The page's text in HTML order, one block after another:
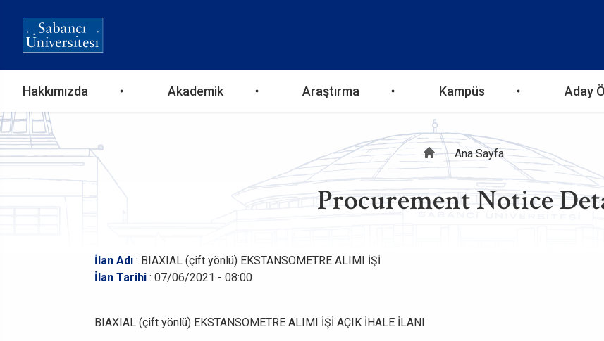
Ana
gezinti
menüsü
Hakkımızda Akademik Araştırma Kampüs Aday
Sayfa
yolu
Ana Sayfa
Procurement Notice
İlan Adı : BIAXIAL (çift yönlü) EKSTANSOMETRE ALIMI İŞİ
İlan Tarihi : 07/06/2021 - 08:00
BIAXIAL (çift yönlü) EKSTANSOMETRE ALIMI İŞİ AÇIK İHALE İLANI